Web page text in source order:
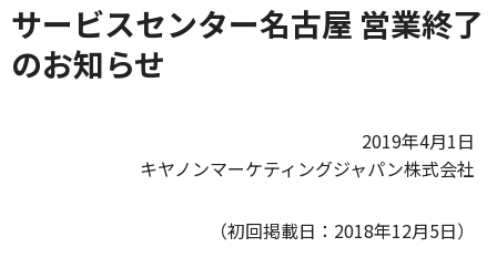
ビサービスセンター名古屋 営業終了
のお知らせ
2019年4月1日
キヤノンマーケティングジャパン株式会社
（初回掲載日：2018年12月5日）